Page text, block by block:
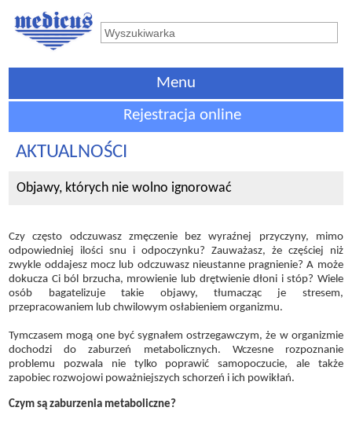
Menu
Rejestracja online
AKTUALNOŚCI
Objawy, których nie wolno ignorować
Czy często odczuwasz zmęczenie bez wyraźnej przyczyny, mimo
odpowiedniej ilości snu i odpoczynku? Zauważasz, że częściej niż
zwykle oddajesz mocz lub odczuwasz nieustanne pragnienie? A może
dokucza Ci ból brzucha, mrowienie lub drętwienie dłoni i stóp? Wiele
osób bagatelizuje takie objawy, tłumacząc je stresem,
przepracowaniem lub chwilowym osłabieniem organizmu.
Tymczasem mogą one być sygnałem ostrzegawczym, że w organizmie
dochodzi do zaburzeń metabolicznych. Wczesne rozpoznanie
problemu pozwala nie tylko poprawić samopoczucie, ale także
zapobiec rozwojowi poważniejszych schorzeń i ich powikłań.
Czym są zaburzenia metaboliczne?